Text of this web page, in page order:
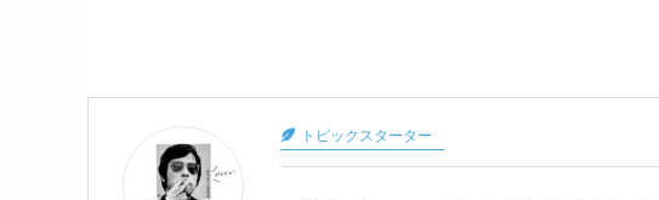
トピックスターター